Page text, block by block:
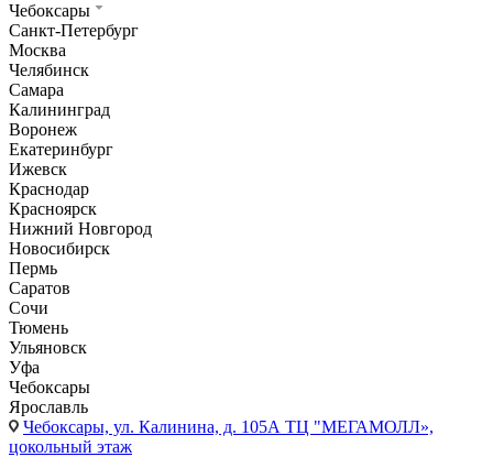
Чебоксары
Санкт-Петербург
Москва
Челябинск
Самара
Калининград
Воронеж
Екатеринбург
Ижевск
Краснодар
Красноярск
Нижний Новгород
Новосибирск
Пермь
Саратов
Сочи
Тюмень
Ульяновск
Уфа
Чебоксары
Ярославль
Чебоксары, ул. Калинина, д. 105А ТЦ "МЕГАМОЛЛ»,
цокольный этаж